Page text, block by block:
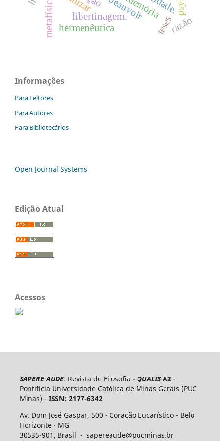
beauvoir
memória
metafísica libertinagem.
hermenêutica tesesrazão
Informações
Para Leitores
Para Autores
Para Bibliotecários
Open Journal Systems
Edição Atual
Acessos
SAPERE AUDE: Revista de Filosofia - QUALIS A2-
Pontifícia Universidade Católica de Minas Gerais (PUC
Minas) - ISSN: 2177-6342
Av. Dom José Gaspar, 500 - Coração Eucarístico - Belo
Horizonte - MG
30535-​901, Brasil - sapereaude@pucminas.br